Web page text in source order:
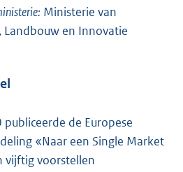
Ministerie van
Landbouw en Innovatie
de Europese
«Naar een Single Market
vijftig voorstellen